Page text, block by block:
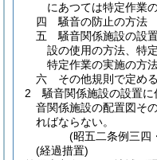
にあつては特定作業
四
騒音の防止の方法
五
騒音関係施設の設
設の使用の方法、特
特定作業の実施の方
六
その他規則で定め
2
騒音関係施設の設置に
音関係施設の配置図そ
ればならない。
(昭五二条例三四
(経過措置)